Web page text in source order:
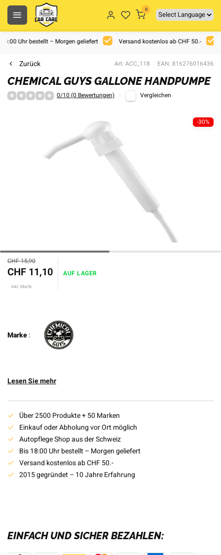
0
Uhr bestellt – Morgen geliefert Versand kostenlos ab CHF 50.-
Zurück Art: ACC_118 EAN: 816276016436
CHEMICAL GUYS GALLONE HANDPUMPE
0/10 (0 Bewertungen) Vergleichen
-30%
CHF 15,90
CHF 11,10
Inkl. MwSt.
AUF LAGER
Marke:
Lesen Sie mehr
Über 2500 Produkte + 50 Marken
Einkauf oder Abholung vor Ort möglich
Autopflege Shop aus der Schweiz
Bis 18:00 Uhr bestellt – Morgen geliefert
Versand kostenlos ab CHF 50.-
2015 gegründet – 10 Jahre Erfahrung
EINFACH UND SICHER BEZAHLEN: